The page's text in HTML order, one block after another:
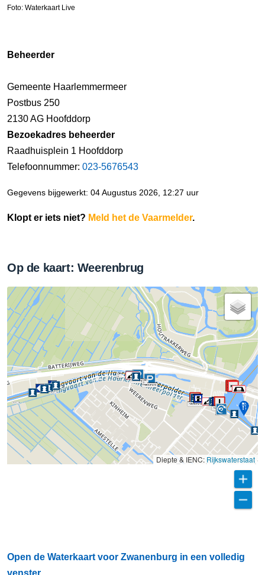
Foto: Waterkaart Live
Beheerder
Gemeente Haarlemmermeer
Postbus 250
2130 AG Hoofddorp
Bezoekadres beheerder
Raadhuisplein 1 Hoofddorp
Telefoonnummer: 023-5676543
Gegevens bijgewerkt: 04 Augustus 2026, 12:27 uur
Klopt er iets niet? Meld het de Vaarmelder.
Op de kaart: Weerenbrug
Diepte & IENC: Rijkswaterstaat
Open de Waterkaart voor Zwanenburg in een volledig